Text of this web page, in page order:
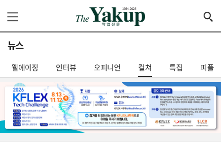
뉴스
웰에이징 인터뷰 오피니언 컬쳐 특집 피플